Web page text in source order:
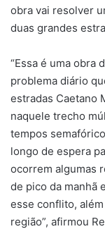
obra vai resolver
duas grandes
“Essa é uma obra
problema diário
estradas Caetano
naquele trecho
tempos
longo de espera
ocorrem algumas
de pico da manhã
esse conflito,
região”, afirmou